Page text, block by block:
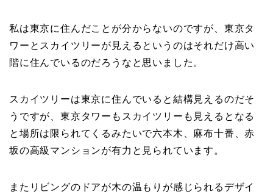
私は東京に住んだことが分からないのですが、東京タ
ワーとスカイツリーが見えるというのはそれだけ高い
階に住んでいるのだろうなと思いました。
スカイツリーは東京に住んでいると結構見えるのだそ
うですが、東京タワーもスカイツリーも見えるとなる
と場所は限られてくるみたいで六本木、麻布十番、赤
坂の高級マンションが有力と見られています。
またリビングのドアが木の温もりが感じられるデザイ